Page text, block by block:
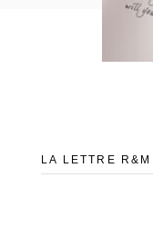
LA LETTRE